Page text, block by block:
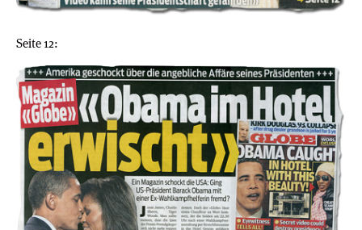
Seite 12: